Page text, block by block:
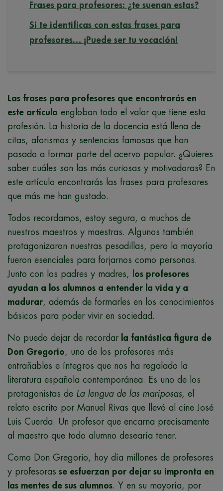
Frases para profesores: ¿te suenan estas?
Si te identificas con estas frases para
profesores… ¡Puede ser tu vocación!
Las frases para profesores que encontrarás en
este artículo engloban todo el valor que tiene esta
profesión. La historia de la docencia está llena de
citas, aforismos y sentencias famosas que han
pasado a formar parte del acervo popular. ¿Quieres
saber cuáles son las más curiosas y motivadoras? En
este artículo encontrarás las frases para profesores
que más me han gustado.
Todos recordamos, estoy segura, a muchos de
nuestros maestros y maestras. Algunos también
protagonizaron nuestras pesadillas, pero la mayoría
fueron esenciales para forjarnos como personas.
Junto con los padres y madres, l os profesores
ayudan a los alumnos a entender la vida y a
madurar, además de formarles en los conocimientos
básicos para poder vivir en sociedad.
No puedo dejar de recordar la fantástica figura de
Don Gregorio, uno de los profesores más
entrañables e íntegros que nos ha regalado la
literatura española contemporánea. Es uno de los
protagonistas de La lengua de las mariposas, el
relato escrito por Manuel Rivas que llevó al cine José
Luis Cuerda. Un profesor que encarna precisamente
al maestro que todo alumno desearía tener.
Como Don Gregorio, hoy día millones de profesores
y profesoras se esfuerzan por dejar su impronta en
las mentes de sus alumnos. Y en su mayoría, por